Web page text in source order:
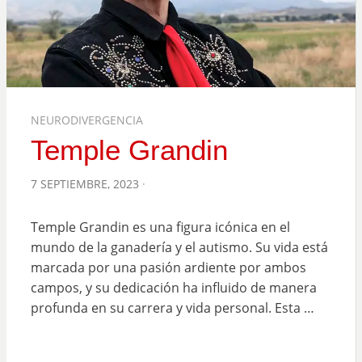
NEURODIVERGENCIA
Temple Grandin
POSTED
7 SEPTIEMBRE, 2023
Temple Grandin es una figura icónica en el
mundo de la ganadería y el autismo. Su vida está
marcada por una pasión ardiente por ambos
campos, y su dedicación ha influido de manera
profunda en su carrera y vida personal. Esta …